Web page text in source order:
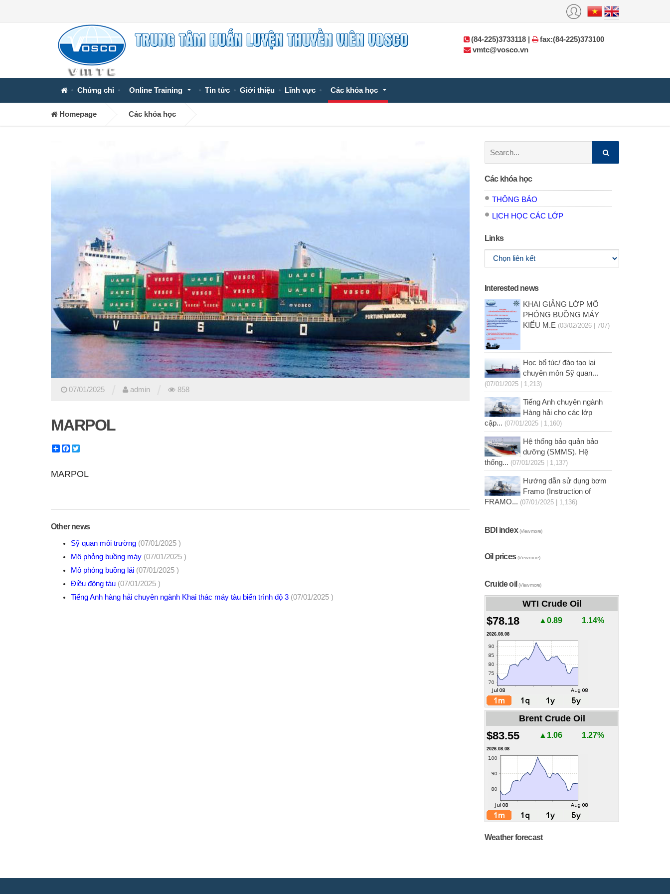
Chứng chỉ Online Training Tin tức Giới thiệu Lĩnh vực Các khóa học
(84-225)3733118 |
fax:(84-225)373100
vmtc@vosco.vn
Homepage Các khóa học
07/01/2025 admin 858
MARPOL
ShareFacebook
MARPOL
Other news
Sỹ quan môi trường (07/01/2025 )
Mô phỏng buồng máy (07/01/2025 )
Mô phỏng buồng lái (07/01/2025 )
Điều động tàu (07/01/2025 )
Tiếng Anh hàng hải chuyên ngành Khai thác máy tàu biển trình độ 3 (07/01/2025 )
Các khóa học
THÔNG BÁO
LỊCH HỌC CÁC LỚP
Links
Interested news
KHAI GIẢNG LỚP MÔ
PHỎNG BUỒNG MÁY
KIỂU M.E (03/02/2026 | 707)
Học bổ túc/ đào tạo lại
chuyên môn Sỹ quan...
(07/01/2025 | 1,213)
Tiếng Anh chuyên ngành
Hàng hải cho các lớp
cập... (07/01/2025 | 1,160)
Hệ thống bảo quản bảo
dưỡng (SMMS). Hệ
thống... (07/01/2025 | 1,137)
Hướng dẫn sử dụng bơm
Framo (Instruction of
FRAMO... (07/01/2025 | 1,136)
BDI index(View more)
Oil prices(View more)
Cruide oil(View more)
WTI Crude Oil
$78.18 ▲0.89 1.14%
2026.08.08
Brent Crude Oil
$83.55 ▲1.06 1.27%
2026.08.08
Weather forecast